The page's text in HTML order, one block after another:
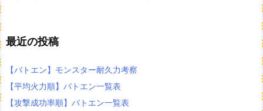
最近の投稿
【バトエン】モンスター耐久力考察
【平均火力順】バトエン一覧表
【攻撃成功率順】バトエン一覧表